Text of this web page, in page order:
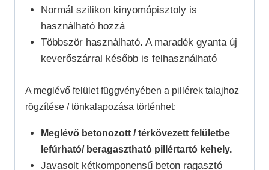
Normál szilikon kinyomópisztoly is
használható hozzá
Többször használható. A maradék gyanta új
keverőszárral később is felhasználható
A meglévő felület függvényében a pillérek talajhoz
rögzítése / tönkalapozása történhet:
Meglévő betonozott / térkövezett felületbe
lefúrható/ beragasztható pillértartó kehely.
Javasolt kétkomponensű beton ragasztó